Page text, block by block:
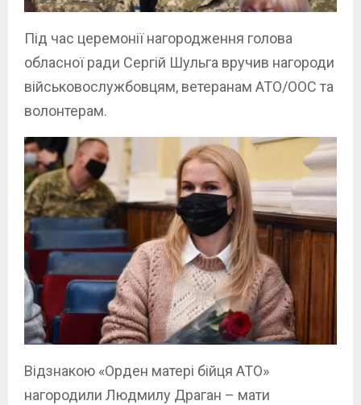
Під час церемонії нагородження голова
обласної ради Сергій Шульга вручив нагороди
військовослужбовцям, ветеранам АТО/ООС та
волонтерам.
Відзнакою «Орден матері бійця АТО»
нагородили Людмилу Драган – мати